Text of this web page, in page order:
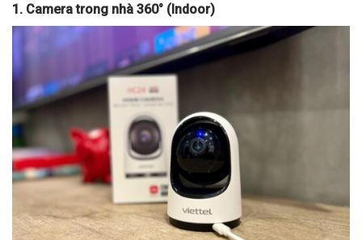
1. Camera trong nhà 360° (Indoor)